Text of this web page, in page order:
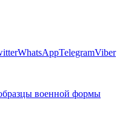
WhatsAppTelegramViber
военной формы